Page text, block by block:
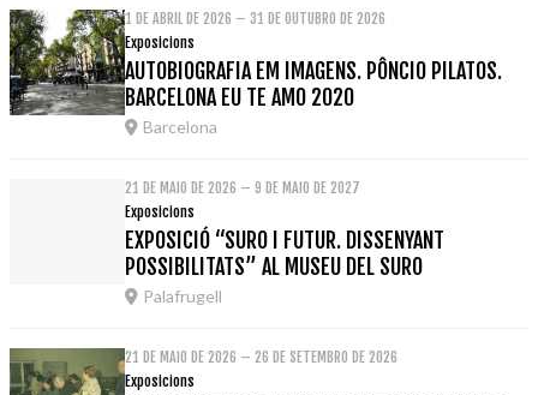
1 DE ABRIL DE 2026 – 31 DE OUTUBRO DE 2026
Exposicions
AUTOBIOGRAFIA EM IMAGENS. PÔNCIO PILATOS.
BARCELONA EU TE AMO 2020
Barcelona
21 DE MAIO DE 2026 – 9 DE MAIO DE 2027
Exposicions
EXPOSICIÓ “SURO I FUTUR. DISSENYANT
POSSIBILITATS” AL MUSEU DEL SURO
Palafrugell
21 DE MAIO DE 2026 – 26 DE SETEMBRO DE 2026
Exposicions